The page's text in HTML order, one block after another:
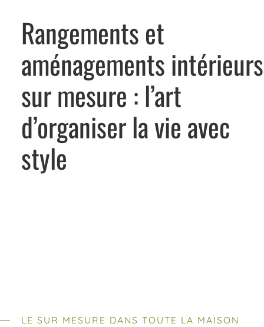
Rangements et
aménagements intérieurs
sur mesure : l’art
d’organiser la vie avec
style
LE SUR MESURE DANS TOUTE LA MAISON